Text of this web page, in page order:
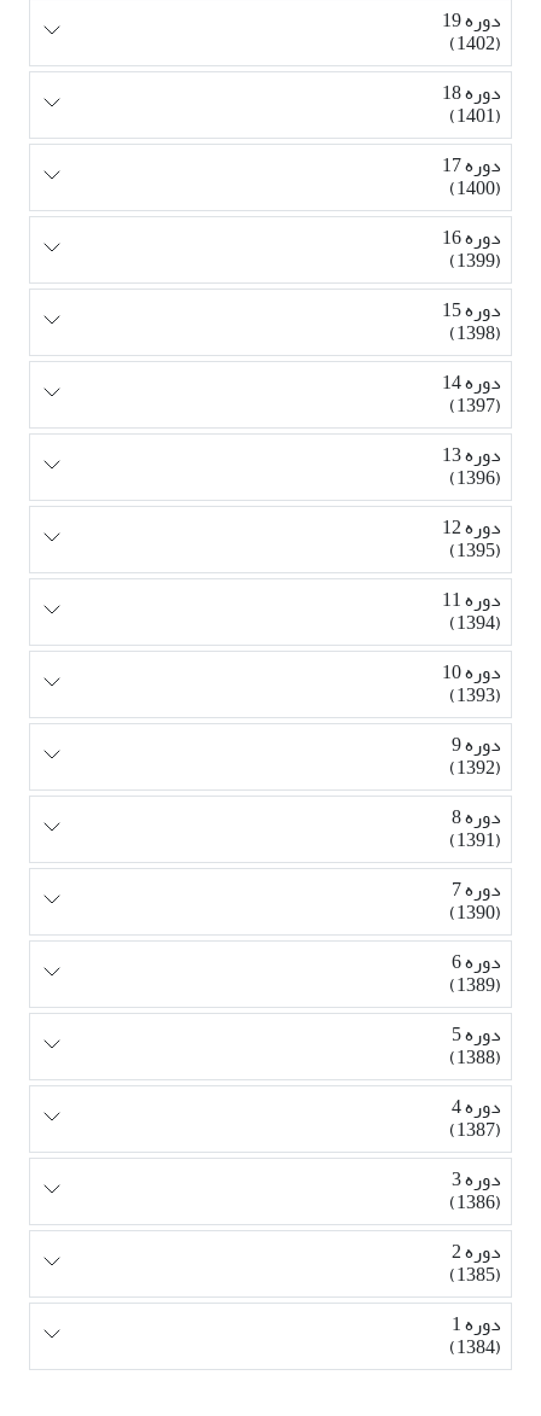
دوره 19
(1402)
دوره 18
(1401)
دوره 17
(1400)
دوره 16
(1399)
دوره 15
(1398)
دوره 14
(1397)
دوره 13
(1396)
دوره 12
(1395)
دوره 11
(1394)
دوره 10
(1393)
دوره 9
(1392)
دوره 8
(1391)
دوره 7
(1390)
دوره 6
(1389)
دوره 5
(1388)
دوره 4
(1387)
دوره 3
(1386)
دوره 2
(1385)
دوره 1
(1384)